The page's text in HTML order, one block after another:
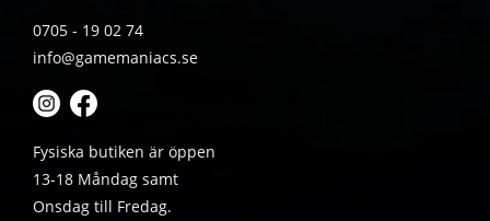
0705 - 19 02 74
info@gamemaniacs.se
Fysiska butiken är öppen
13-18 Måndag samt
Onsdag till Fredag.